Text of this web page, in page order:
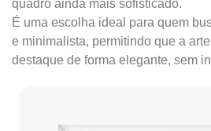
quadro ainda mais sofisticado.
É uma escolha ideal para quem
e minimalista, permitindo que a
destaque de forma elegante, sem